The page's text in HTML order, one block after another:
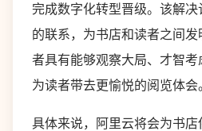
完成数字化转型晋级。该解决
的联系，为书店和读者之间
者具有能够观察大局、才智考
为读者带去更愉悦的阅览体会。
具体来说，阿里云将会为书